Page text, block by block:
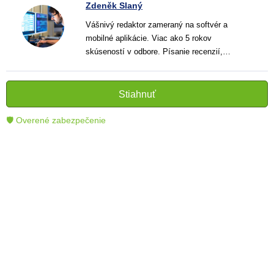
Zdeněk Slaný
Vášnivý redaktor zameraný na softvér a
mobilné aplikácie. Viac ako 5 rokov
skúseností v odbore. Písanie recenzií,
informatívnych textov, ktoré pomáhajú
čitateľom lepšie porozumieť a využiť moderné
technológie.
Stiahnuť
🛡 Overené zabezpečenie